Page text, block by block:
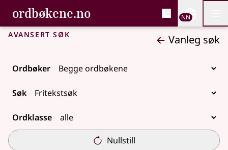
Gå til hovudinnhald
Tilgjenge
ordbøkene.no, Bokmålsordboka og
Bokmålsordboka og Nynorskordboka
NN
Avansert søk Vanleg søk
Ordbøker
Søk
Ordklasse
Nullstill